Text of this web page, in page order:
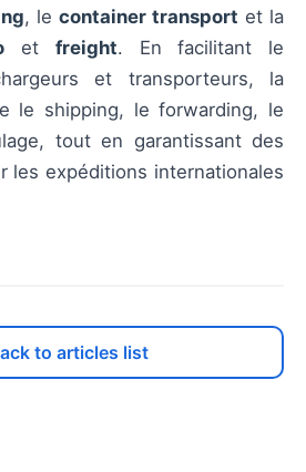
, le container transport et la
et freight. En facilitant le
et transporteurs, la
le shipping, le forwarding, le
tout en garantissant des
les expéditions internationales
to articles list